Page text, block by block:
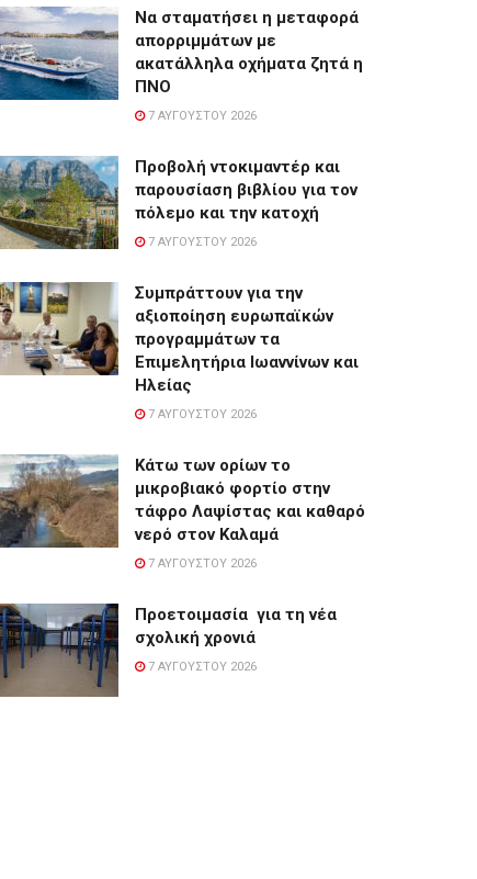
Να σταματήσει η μεταφορά
απορριμμάτων με
ακατάλληλα οχήματα ζητά η
ΠΝΟ
7 ΑΥΓΟΎΣΤΟΥ 2026
Προβολή ντοκιμαντέρ και
παρουσίαση βιβλίου για τον
πόλεμο και την κατοχή
7 ΑΥΓΟΎΣΤΟΥ 2026
Συμπράττουν για την
αξιοποίηση ευρωπαϊκών
προγραμμάτων τα
Επιμελητήρια Ιωαννίνων και
Ηλείας
7 ΑΥΓΟΎΣΤΟΥ 2026
Κάτω των ορίων το
μικροβιακό φορτίο στην
τάφρο Λαψίστας και καθαρό
νερό στον Καλαμά
7 ΑΥΓΟΎΣΤΟΥ 2026
Προετοιμασία για τη νέα
σχολική χρονιά
7 ΑΥΓΟΎΣΤΟΥ 2026